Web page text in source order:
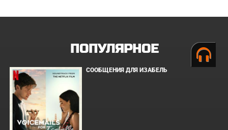
ПОПУЛЯРНОЕ
СООБЩЕНИЯ ДЛЯ ИЗАБЕЛЬ